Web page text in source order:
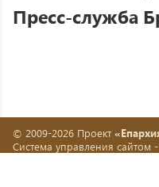
Пресс-служба
© 2009-2026 Проект
Система управления сайтом -